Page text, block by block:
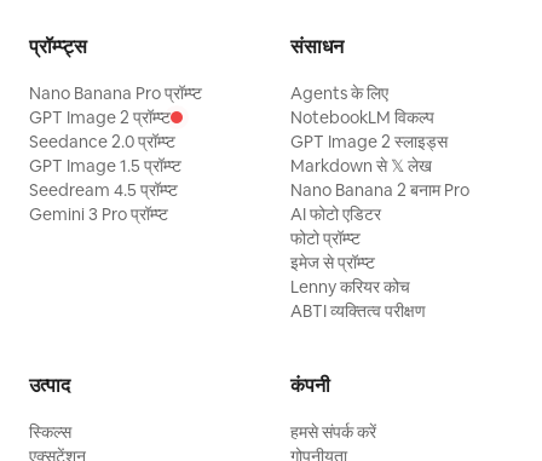
प्रॉम्प्ट्स
Nano Banana Pro प्रॉम्प्ट
GPT Image 2 प्रॉम्प्ट
Seedance 2.0 प्रॉम्प्ट
GPT Image 1.5 प्रॉम्प्ट
Seedream 4.5 प्रॉम्प्ट
Gemini 3 Pro प्रॉम्प्ट
संसाधन
Agents के लिए
NotebookLM विकल्प
GPT Image 2 स्लाइड्स
Markdown से 𝕏 लेख
Nano Banana 2 बनाम Pro
AI फोटो एडिटर
फोटो प्रॉम्प्ट
इमेज से प्रॉम्प्ट
Lenny करियर कोच
ABTI व्यक्तित्व परीक्षण
उत्पाद
स्किल्स
एक्सटेंशन
कंपनी
हमसे संपर्क करें
गोपनीयता